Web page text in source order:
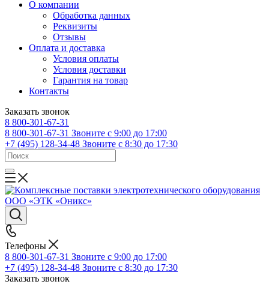
О компании
Обработка данных
Реквизиты
Отзывы
Оплата и доставка
Условия оплаты
Условия доставки
Гарантия на товар
Контакты
Заказать звонок
8 800-301-67-31
8 800-301-67-31 Звоните с 9:00 до 17:00
+7 (495) 128-34-48 Звоните с 8:30 до 17:30
Телефоны
8 800-301-67-31 Звоните с 9:00 до 17:00
+7 (495) 128-34-48 Звоните с 8:30 до 17:30
Заказать звонок